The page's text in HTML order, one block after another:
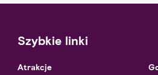
Szybkie linki
Atrakcje